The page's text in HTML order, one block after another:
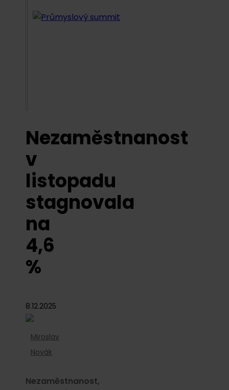
Nezaměstnanost
v
listopadu
stagnovala
na
4,6
%
8.12.2025
Miroslav
Novák
Nezaměstnanost,